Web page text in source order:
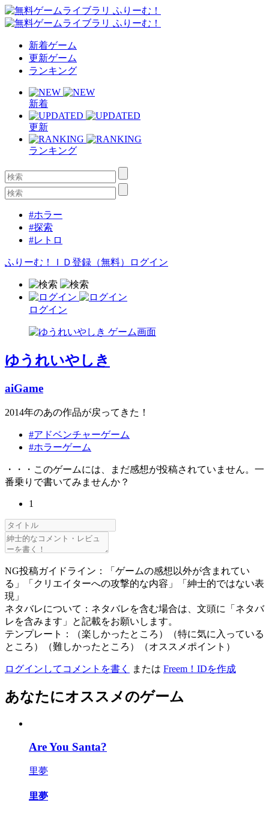
新着ゲーム
更新ゲーム
ランキング
新着
更新
ランキング
#ホラー
#探索
#レトロ
ふりーむ！ＩＤ登録（無料） ログイン
ログイン
ゆうれいやしき
aiGame
2014年のあの作品が戻ってきた！
#アドベンチャーゲーム
#ホラーゲーム
・・・このゲームには、まだ感想が投稿されていません。一
番乗りで書いてみませんか？
1
NG投稿ガイドライン：「ゲームの感想以外が含まれてい
る」「クリエイターへの攻撃的な内容」「紳士的ではない表
現」
ネタバレについて：ネタバレを含む場合は、文頭に「ネタバ
レを含みます」と記載をお願いします。
テンプレート：（楽しかったところ）（特に気に入っている
ところ）（難しかったところ）（オススメポイント）
ログインしてコメントを書く または Freem！IDを作成
あなたにオススメのゲーム
Are You Santa?
里夢
里夢